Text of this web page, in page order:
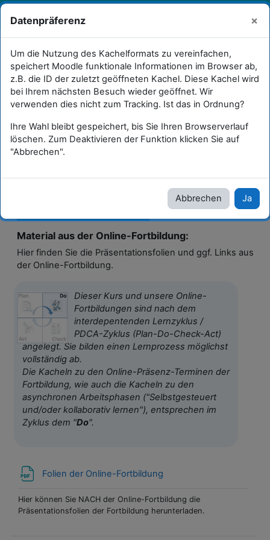
Zum Hauptinhalt
Kinder- u. Jugendmedienschutz
QualiKJMS_SekI_etal.
Cybermobbing 16./23.04.2026
Cybermobbing 16./23.04.2026
Cybermobbing
Material aus der Online-Fortbildung:
Hier finden Sie die Präsentationsfolien und ggf. Links aus
der Online-Fortbildung.
Dieser Kurs und unsere Online-
Fortbildungen sind nach dem
interdepentenden Lernzyklus /
PDCA-Zyklus (Plan-Do-Check-Act)
angelegt. Sie bilden einen Lernprozess möglichst
vollständig ab.
Die Kacheln zu den Online-Präsenz-Terminen der
Fortbildung, wie auch die Kacheln zu den
asynchronen Arbeitsphasen ("Selbstgesteuert
und/oder kollaborativ lernen"), entsprechen im
Zyklus dem "Do".
Folien der Online-Fortbildung
Hier können Sie NACH der Online-Fortbildung die
Präsentationsfolien der Fortbildung herunterladen.
Datenpräferenz ×
Um die Nutzung des Kachelformats zu vereinfachen,
speichert Moodle funktionale Informationen im Browser ab,
z.B. die ID der zuletzt geöffneten Kachel. Diese Kachel wird
bei Ihrem nächsten Besuch wieder geöffnet. Wir
verwenden dies nicht zum Tracking. Ist das in Ordnung?
Ihre Wahl bleibt gespeichert, bis Sie Ihren Browserverlauf
löschen. Zum Deaktivieren der Funktion klicken Sie auf
"Abbrechen".
Abbrechen Ja